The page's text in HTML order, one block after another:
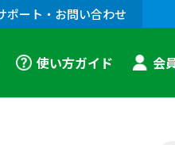
ポート・お問い合わせ
使い方ガイド 会